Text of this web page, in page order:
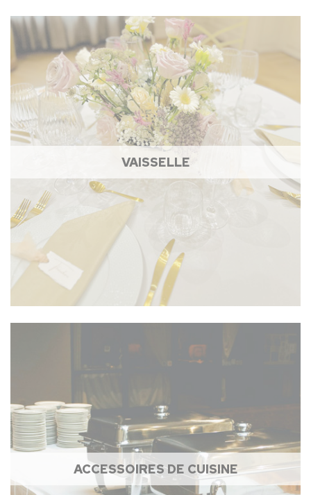
VAISSELLE
ACCESSOIRES DE CUISINE